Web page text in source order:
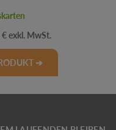
€
➔